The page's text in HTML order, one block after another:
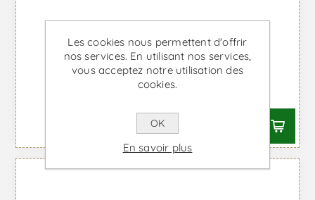
Marqués de Griñón Emeritus
Magnum - Vin Rouge
À partir de €119,02 TTC
Les cookies nous permettent d'offrir
nos services. En utilisant nos services,
vous acceptez notre utilisation des
cookies.
OK
En savoir plus